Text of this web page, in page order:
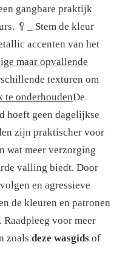
gangbare praktijk
🥄_ Stem de kleur
accenten van het
maar opvallende
texturen om
te onderhoudenDe
hoeft geen dagelijkse
zijn praktischer voor
wat meer verzorging
valling biedt. Door
en agressieve
de kleuren en patronen
Raadpleeg voor meer
zoals deze wasgids of